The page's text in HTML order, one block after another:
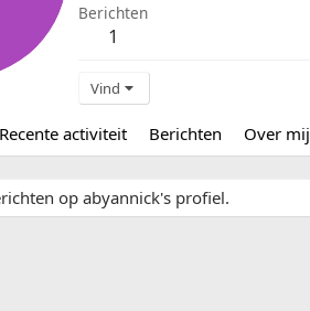
Berichten
1
Vind
Recente activiteit Berichten Over mij
op abyannick's profiel.